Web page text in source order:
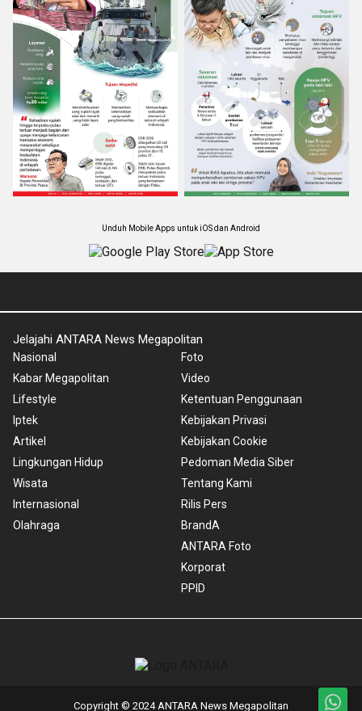
Unduh Mobile Apps untuk iOS dan Android
Jelajahi ANTARA News Megapolitan
Nasional
Kabar Megapolitan
Lifestyle
Iptek
Artikel
Lingkungan Hidup
Wisata
Internasional
Olahraga
Foto
Video
Ketentuan Penggunaan
Kebijakan Privasi
Kebijakan Cookie
Pedoman Media Siber
Tentang Kami
Rilis Pers
BrandA
ANTARA Foto
Korporat
PPID
Copyright © 2024 ANTARA News Megapolitan